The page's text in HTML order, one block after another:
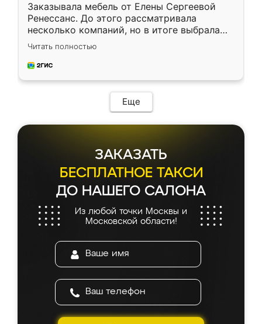
Заказывала мебель от Елены Сергеевой
Ренессанс. До этого рассматривала
несколько компаний, но в итоге выбрала
эту. Сначала обговорили условия, потом
приехал замерщик, всё спокойно объяснил
и снял размеры. Изготовили в срок, с
мебель сразу встала на свое место без
каких-либо доработок. Качеством осталась
довольна, все выглядит так, как и ожидала.
Читать полностью
Еще
ЗАКАЗАТЬ
БЕСПЛАТНОЕ ТАКСИ
ДО НАШЕГО САЛОНА
Из любой точки Москвы и
Московской области!